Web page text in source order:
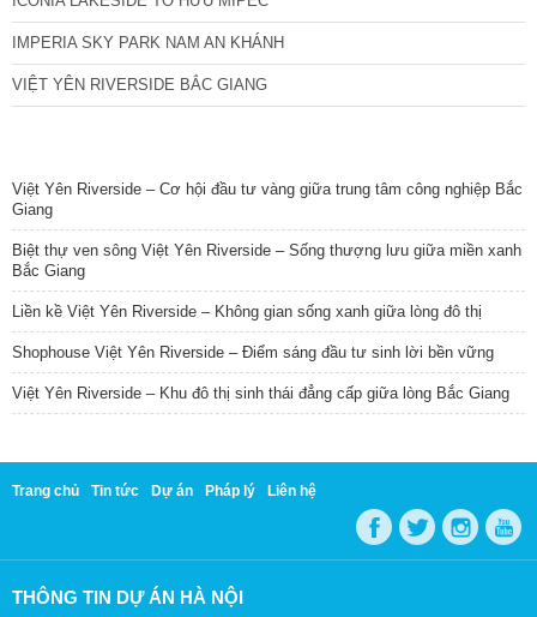
IMPERIA SKY PARK NAM AN KHÁNH
VIỆT YÊN RIVERSIDE BẮC GIANG
Việt Yên Riverside – Cơ hội đầu tư vàng giữa trung tâm công nghiệp Bắc
Giang
Biệt thự ven sông Việt Yên Riverside – Sống thượng lưu giữa miền xanh
Bắc Giang
Liền kề Việt Yên Riverside – Không gian sống xanh giữa lòng đô thị
Shophouse Việt Yên Riverside – Điểm sáng đầu tư sinh lời bền vững
Việt Yên Riverside – Khu đô thị sinh thái đẳng cấp giữa lòng Bắc Giang
Trang chủ Tin tức Dự án Pháp lý Liên hệ
THÔNG TIN DỰ ÁN HÀ NỘI